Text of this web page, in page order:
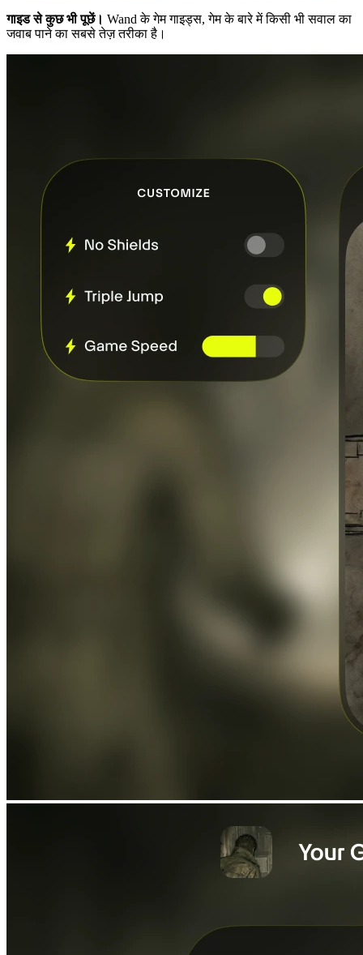
गाइड से कुछ भी पूछें। Wand के गेम गाइड्स, गेम के बारे में किसी भी सवाल का
जवाब पाने का सबसे तेज़ तरीका है।